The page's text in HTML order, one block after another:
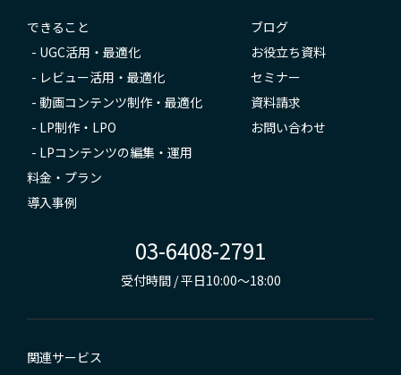
できること
- UGC活用・最適化
- レビュー活用・最適化
- 動画コンテンツ制作・最適化
- LP制作・LPO
- LPコンテンツの編集・運用
料金・プラン
導入事例
ブログ
お役立ち資料
セミナー
資料請求
お問い合わせ
03-6408-2791
受付時間 / 平日10:00～18:00
関連サービス